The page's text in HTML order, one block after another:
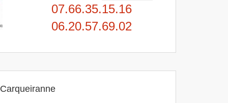
07.66.35.15.16
06.20.57.69.02
Carqueiranne